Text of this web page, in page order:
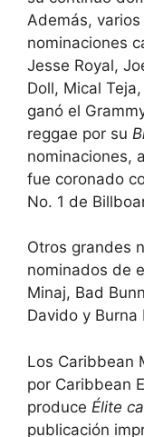
Además,
nominaciones
Jesse Royal,
Doll, Mical
ganó el
reggae por su
nominaciones,
fue coronado
No. 1 de
Otros grandes
nominados de
Minaj, Bad
Davido y Burna
Los Caribbean
por Caribbean
produce Élite
publicación